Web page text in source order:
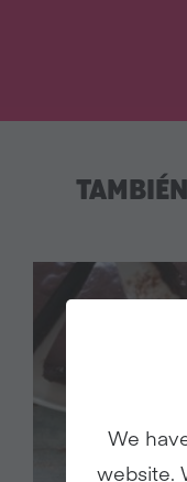
We
website.